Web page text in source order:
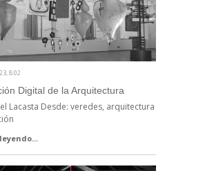
8:02
Digital de la Arquitectura
Lacasta Desde: veredes, arquitectura